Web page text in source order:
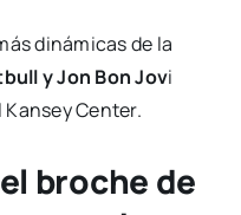
dinámicas de la
y Jon Bon Jovi
Center.
broche de